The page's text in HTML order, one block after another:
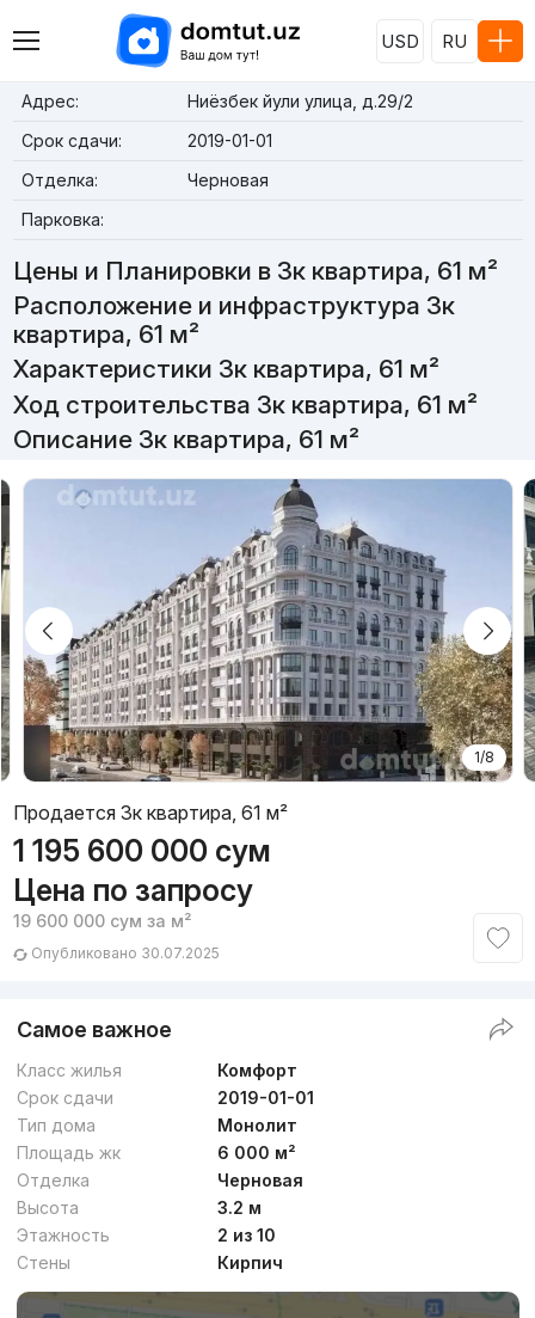
USD RU
Адрес:
Ниёзбек йули улица, д.29/2
Срок сдачи:
2019-01-01
Отделка:
Черновая
Парковка:
Цены и Планировки в 3к квартира, 61 м²
Расположение и инфраструктура 3к
квартира, 61 м²
Характеристики 3к квартира, 61 м²
Ход строительства 3к квартира, 61 м²
Описание 3к квартира, 61 м²
1/8
Продается 3к квартира, 61 м²
1 195 600 000 сум
Цена по запросу
19 600 000 сум за м²
Опубликовано 30.07.2025
Самое важное
Класс жилья
Комфорт
Срок сдачи
2019-01-01
Тип дома
Монолит
Площадь жк
6 000 м²
Отделка
Черновая
Высота
3.2 м
Этажность
2 из 10
Стены
Кирпич